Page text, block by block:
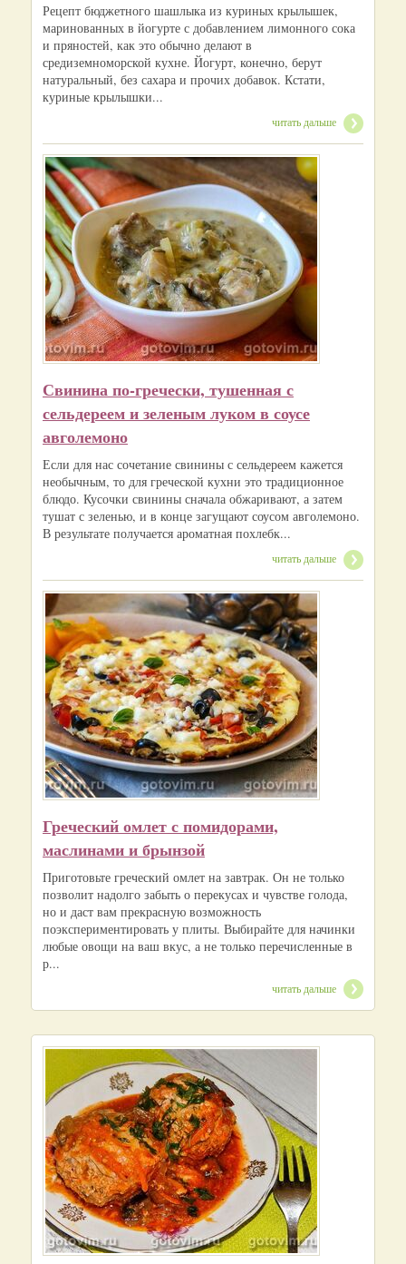
Рецепт бюджетного шашлыка из куриных крылышек,
маринованных в йогурте с добавлением лимонного сока
и пряностей, как это обычно делают в
средиземноморской кухне. Йогурт, конечно, берут
натуральный, без сахара и прочих добавок. Кстати,
куриные крылышки...
читать дальше
Свинина по-гречески, тушенная с
сельдереем и зеленым луком в соусе
авголемоно
Если для нас сочетание свинины с сельдереем кажется
необычным, то для греческой кухни это традиционное
блюдо. Кусочки свинины сначала обжаривают, а затем
тушат с зеленью, и в конце загущают соусом авголемоно.
В результате получается ароматная похлебк...
читать дальше
Греческий омлет с помидорами,
маслинами и брынзой
Приготовьте греческий омлет на завтрак. Он не только
позволит надолго забыть о перекусах и чувстве голода,
но и даст вам прекрасную возможность
поэкспериментировать у плиты. Выбирайте для начинки
любые овощи на ваш вкус, а не только перечисленные в
р...
читать дальше